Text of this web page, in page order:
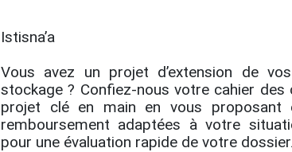
Istisna’a
Vous avez un projet d’extension de
stockage ? Confiez-nous votre cahier des
projet clé en main en vous proposant
remboursement adaptées à votre
pour une évaluation rapide de votre dossier.